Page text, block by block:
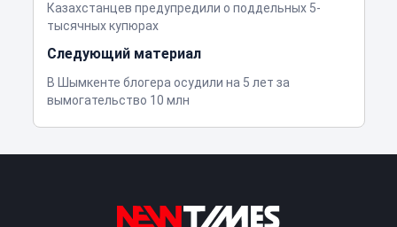
Казахстанцев предупредили о поддельных 5-
тысячных купюрах
Следующий материал
В Шымкенте блогера осудили на 5 лет за
вымогательство 10 млн